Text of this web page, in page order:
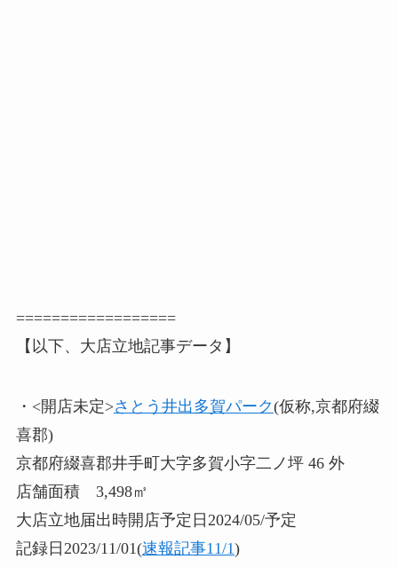
==================
【以下、大店立地記事データ】
・<開店未定>さとう井出多賀パーク(仮称,京都府綴
喜郡)
京都府綴喜郡井手町大字多賀小字二ノ坪 46 外
店舗面積 3,498㎡
大店立地届出時開店予定日2024/05/予定
記録日2023/11/01(速報記事11/1)